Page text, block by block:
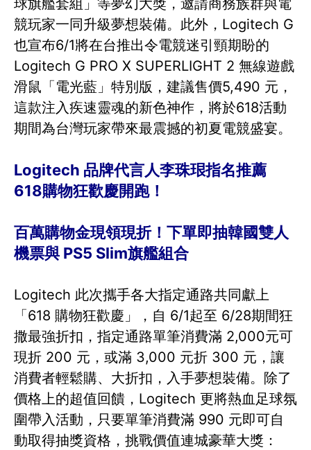
競玩家一同升級夢想裝備。此外，Logitech G
也宣布6/1將在台推出令電競迷引頸期盼的
Logitech G PRO X SUPERLIGHT 2 無線遊戲
滑鼠「電光藍」特別版，建議售價5,490 元，
這款注入疾速靈魂的新色神作，將於618活動
期間為台灣玩家帶來最震撼的初夏電競盛宴。
Logitech 品牌代言人李珠珢指名推薦
618購物狂歡慶開跑！
百萬購物金現領現折！下單即抽韓國雙人
機票與 PS5 Slim旗艦組合
Logitech 此次攜手各大指定通路共同獻上
「618 購物狂歡慶」，自 6/1起至 6/28期間狂
撒最強折扣，指定通路單筆消費滿 2,000元可
現折 200 元，或滿 3,000 元折 300 元，讓
消費者輕鬆購、大折扣，入手夢想裝備。除了
價格上的超值回饋，Logitech 更將熱血足球氛
圍帶入活動，只要單筆消費滿 990 元即可自
動取得抽獎資格，挑戰價值連城豪華大獎：